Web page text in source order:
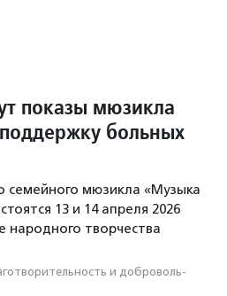
показы мюзикла
больных
семейного мюзикла «Музыка
13 и 14 апреля 2026
народного творчества
и доброволь­